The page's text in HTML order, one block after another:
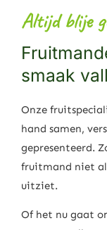
Altijd blije
smaak
Onze
hand samen,
gepresenteerd.
fruitmand niet
uitziet.
Of het nu gaat